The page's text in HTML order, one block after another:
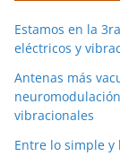
Estamos en la
eléctricos y
Antenas más
vibracionales
Entre lo simple y